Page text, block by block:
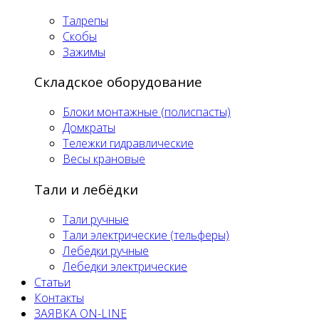
Талрепы
Скобы
Зажимы
Складское оборудование
Блоки монтажные (полиспасты)
Домкраты
Тележки гидравлические
Весы крановые
Тали и лебёдки
Тали ручные
Тали электрические (тельферы)
Лебедки ручные
Лебедки электрические
Статьи
Контакты
ЗАЯВКА ON-LINE